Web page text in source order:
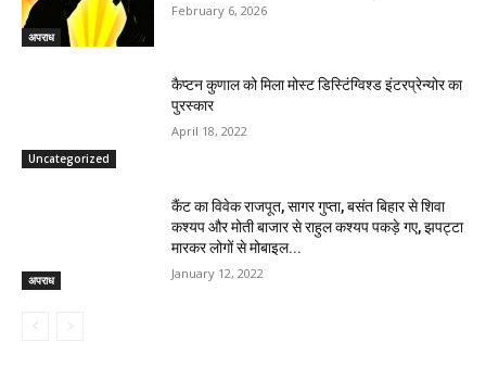
अपराध
February 6, 2026
Uncategorized
कैप्टन कुणाल को मिला मोस्ट डिस्टिंग्विश्ड इंटरप्रेन्योर का
पुरस्कार
April 18, 2022
अपराध
कैंट का विवेक राजपूत, सागर गुप्ता, बसंत बिहार से शिवा
कश्यप और मोती बाजार से राहुल कश्यप पकड़े गए, झपट्टा
मारकर लोगों से मोबाइल...
January 12, 2022